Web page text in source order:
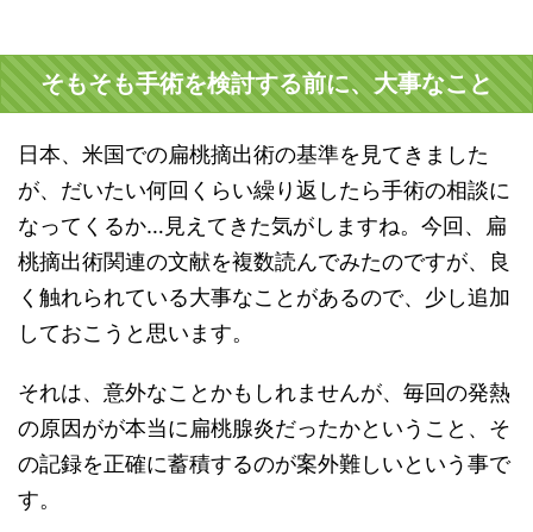
そもそも手術を検討する前に、大事なこと
日本、米国での扁桃摘出術の基準を見てきました
が、だいたい何回くらい繰り返したら手術の相談に
なってくるか…見えてきた気がしますね。今回、扁
桃摘出術関連の文献を複数読んでみたのですが、良
く触れられている大事なことがあるので、少し追加
しておこうと思います。
それは、意外なことかもしれませんが、毎回の発熱
の原因がが本当に扁桃腺炎だったかということ、そ
の記録を正確に蓄積するのが案外難しいという事で
す。